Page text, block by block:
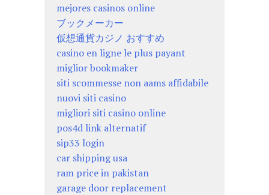
mejores casinos online
ブックメーカー
仮想通貨カジノ おすすめ
casino en ligne le plus payant
miglior bookmaker
siti scommesse non aams affidabile
nuovi siti casino
migliori siti casino online
pos4d link alternatif
sip33 login
car shipping usa
ram price in pakistan
garage door replacement